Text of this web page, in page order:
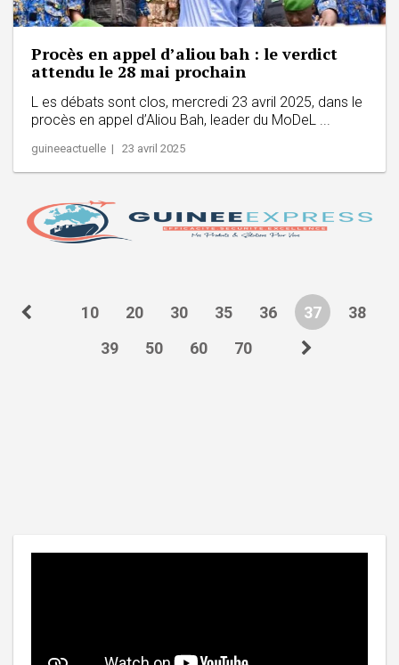
Procès en appel d’aliou bah : le verdict
attendu le 28 mai prochain
L es débats sont clos, mercredi 23 avril 2025, dans le
procès en appel d’Aliou Bah, leader du MoDeL ...
guineeactuelle | 23 avril 2025
10 20 30 35 36 37
38
39
50 60 70